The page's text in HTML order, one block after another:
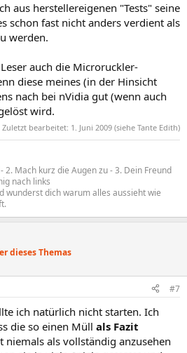
aus herstellereigenen "Tests" seine
schon fast nicht anders verdient als
werden.
auch die Microruckler-
diese meines (in der Hinsicht
nach bei nVidia gut (wenn auch
wird.
Zuletzt bearbeitet: 1. Juni 2009 (siehe Tante Edith)
2. Mach kurz die Augen zu - 3. Dein Freund
nach links
wunderst dich warum alles aussieht wie
dieses Themas
#7
ich natürlich nicht starten. Ich
die so einen Müll als Fazit
niemals als vollständig anzusehen